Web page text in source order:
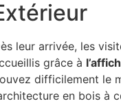
leur arrivée, les
grâce à
difficilement le
en bois à